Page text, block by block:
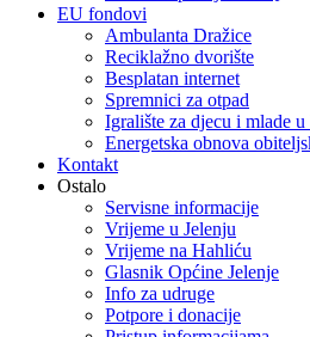
EU fondovi
Ambulanta Dražice
Reciklažno dvorište
Besplatan internet
Spremnici za otpad
Igralište za djecu i mlade u
Energetska obnova
Kontakt
Ostalo
Servisne informacije
Vrijeme u Jelenju
Vrijeme na Hahliću
Glasnik Općine Jelenje
Info za udruge
Potpore i donacije